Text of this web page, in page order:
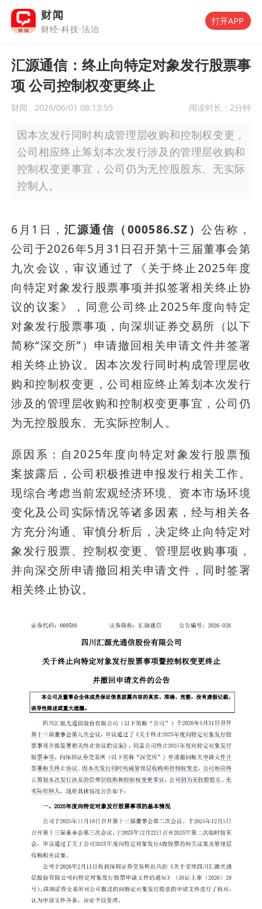
财闻
财经·科技·法治
打开APP
汇源通信：终止向特定对象发行股票事
项 公司控制权变更终止
财闻 2026/06/01 08:13:55 阅读时长： 2分钟
因本次发行同时构成管理层收购和控制权变更，
公司相应终止筹划本次发行涉及的管理层收购和
控制权变更事宜，公司仍为无控股股东、无实际
控制人。
6月1日，汇源通信（000586.SZ）公告称，
公司于2026年5月31日召开第十三届董事会第
九次会议，审议通过了《关于终止2025年度
向特定对象发行股票事项并拟签署相关终止协
议的议案》，同意公司终止2025年度向特定
对象发行股票事项，向深圳证券交易所（以下
简称“深交所”）申请撤回相关申请文件并签署
相关终止协议。因本次发行同时构成管理层收
购和控制权变更，公司相应终止筹划本次发行
涉及的管理层收购和控制权变更事宜，公司仍
为无控股股东、无实际控制人。
原因系：自2025年度向特定对象发行股票预
案披露后，公司积极推进申报发行相关工作。
现综合考虑当前宏观经济环境、资本市场环境
变化及公司实际情况等诸多因素，经与相关各
方充分沟通、审慎分析后，决定终止向特定对
象发行股票、控制权变更、管理层收购事项，
并向深交所申请撤回相关申请文件，同时签署
相关终止协议。